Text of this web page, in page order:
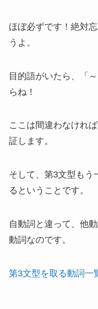
ほぼ必ずです！絶対
うよ。
目的語がいたら、「
らね！
ここは間違わなけれ
証します。
そして、第3文型もう
るということです。
自動詞と違って、他
動詞なのです。
第3文型を取る動詞一